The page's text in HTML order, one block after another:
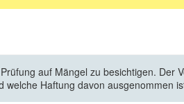
auf Mängel zu besichtigen.
Haftung davon ausgenommen